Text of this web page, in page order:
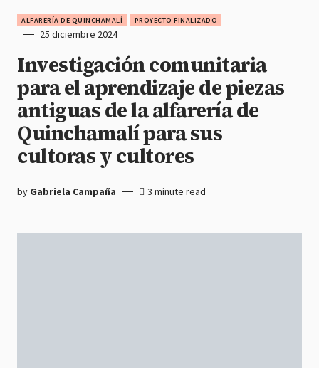
ALFARERÍA DE QUINCHAMALÍ PROYECTO FINALIZADO
25 diciembre 2024
Investigación comunitaria
para el aprendizaje de piezas
antiguas de la alfarería de
Quinchamalí para sus
cultoras y cultores
by Gabriela Campaña 3 minute read